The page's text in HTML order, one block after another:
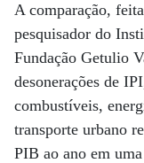
A comparação,
pesquisador do
Fundação Getulio
desonerações de
combustíveis,
transporte urbano
PIB ao ano em